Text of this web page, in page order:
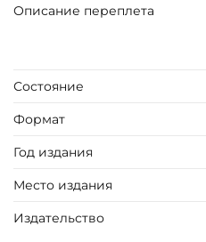
Описание переплета
Состояние
Формат
Год издания
Место издания
Издательство